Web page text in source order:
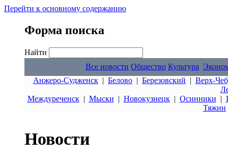
Перейти к основному содержанию
Форма поиска
Найти
Все новости Общество Культура
Анжеро-Судженск | Белово | Березовский | Верх-
Междуреченск| Мыски | Новокузнецк| Осинники |
Тяжин
Новости